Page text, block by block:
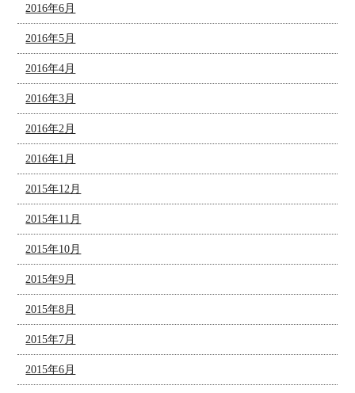
2016年6月
2016年5月
2016年4月
2016年3月
2016年2月
2016年1月
2015年12月
2015年11月
2015年10月
2015年9月
2015年8月
2015年7月
2015年6月